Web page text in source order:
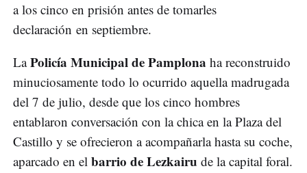
a los cinco en prisión antes de tomarles
declaración en septiembre.
LaPolicía Municipal de Pamplona ha reconstruido
minuciosamente todo lo ocurrido aquella madrugada
del 7 de julio, desde que los cinco hombres
entablaron conversación con la chica en la Plaza del
Castillo y se ofrecieron a acompañarla hasta su coche,
aparcado en el barrio de Lezkairu de la capital foral.